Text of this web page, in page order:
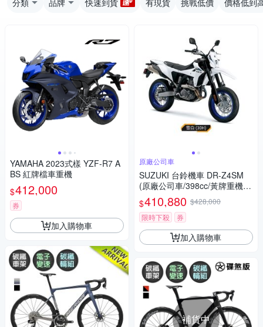
分類 品牌 快速到貨 有現貨 挑戰低價 價格低到
YAMAHA 2023式樣 YZF-R7 A
BS 紅牌檔車重機
$412,000
券
加入購物車
原廠公司車
SUZUKI 台鈴機車 DR-Z4SM
(原廠公司車/398cc/黃牌重機/2
025年全新機車)
$410,880 $428,000
限時下殺
券
加入購物車
補貨中